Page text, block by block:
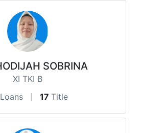
SOBRINA
XI TKI B
Loans 17 Title